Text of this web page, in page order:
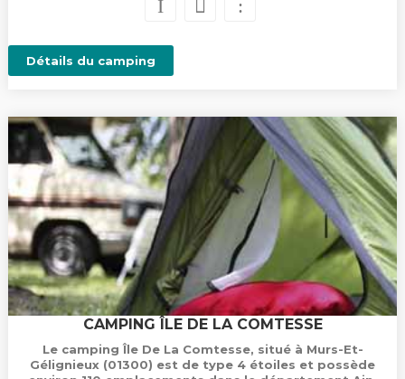
Détails du camping
CAMPING ÎLE DE LA COMTESSE
Le camping Île De La Comtesse, situé à Murs-Et-
Gélignieux (01300) est de type 4 étoiles et possède